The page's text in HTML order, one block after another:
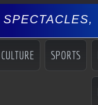
🚘AUTO•
CULTURE SPORTS